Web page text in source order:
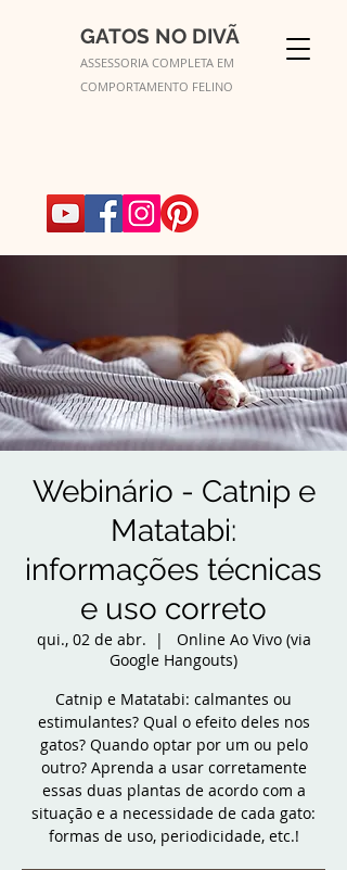
GATOS NO DIVÃ
ASSESSORIA COMPLETA EM
COMPORTAMENTO FELINO
Webinário - Catnip e
Matatabi:
informações técnicas
e uso correto
qui., 02 de abr.
  |
Online Ao Vivo (via
Google Hangouts)
Catnip e Matatabi: calmantes ou
estimulantes? Qual o efeito deles nos
gatos? Quando optar por um ou pelo
outro? Aprenda a usar corretamente
essas duas plantas de acordo com a
situação e a necessidade de cada gato:
formas de uso, periodicidade, etc.!